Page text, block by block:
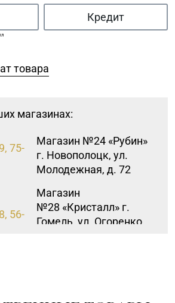
Кредит
товара
магазинах:
75-
Магазин №24 «Рубин»
г. Новополоцк, ул.
Молодежная, д. 72
56-
Магазин
№28 «Кристалл» г.
Гомель, ул. Огоренко,